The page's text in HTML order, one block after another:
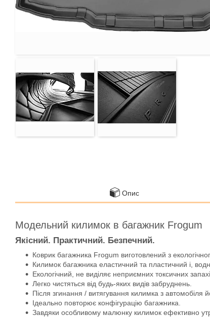
Опис
Модельний килимок в багажник Frogum
Якісний. Практичний. Безпечний.
Коврик багажника Frogum виготовлений з
Килимок багажника еластичний та пластичний і,
Екологічний, не виділяє неприємних токсичних
Легко чистяться від будь-яких видів забруднень.
Після згинання / витягування килимка з автомобіля
Ідеально повторює конфігурацію багажника.
Завдяки особливому малюнку килимок ефективно